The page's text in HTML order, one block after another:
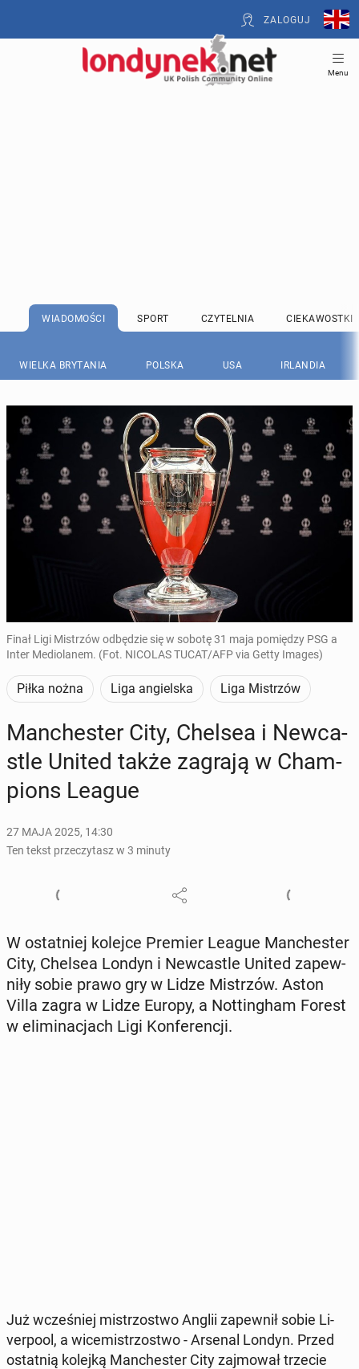
ZALOGUJ
Menu
WIADOMOŚCI SPORT CZYTELNIA CIEKAWOSTKI
WIELKA BRYTANIA POLSKA USA IRLANDIA
Finał Ligi Mistrzów odbędzie się w sobotę 31 maja pomiędzy PSG a
Inter Mediolanem. (Fot. NICOLAS TUCAT/AFP via Getty Images)
Piłka nożna Liga angielska Liga Mistrzów
Man­che­ster City, Chelsea i New­ca­
stle United także zagrają w Cham­
pions League
27 MAJA 2025, 14:30
Ten tekst przeczytasz w 3 minuty
W ostat­niej kolejce Premier League Man­che­ster
City, Chelsea Londyn i New­ca­stle United za­pew­
ni­ły sobie prawo gry w Lidze Mi­strzów. Aston
Villa zagra w Lidze Europy, a Not­tin­gham Forest
w eli­mi­na­cjach Ligi Kon­fe­ren­cji.
Już wcze­śniej mi­strzo­stwo Anglii za­pew­nił sobie Li­
ver­po­ol, a wi­ce­mi­strzo­stwo - Arsenal Londyn. Przed
ostat­nią kolejką Man­che­ster City zaj­mo­wał trzecie